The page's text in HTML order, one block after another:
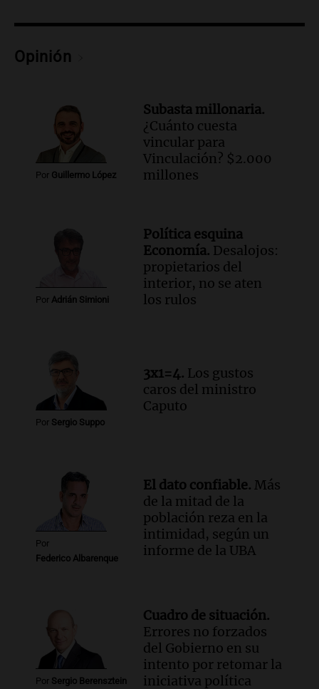
para poder seguir viviend
Una mañana para todos
Episodios
Audio.
Estiman que la inflación nacional
de julio será menor al 2,9% registrado
Audio. Altas Cumbres: rescataron a una
cabra que llevaba ocho días atrapada en
Una mañana para todos
con Jujuy
Panorama Federal
Episodios
Audio.Del fitness a la longevidad: por
qué crece el consumo de alimentos con
Episodios
Opinión
Por Guillermo López
Subasta millonaria.
¿Cuánto cuesta
vincular para
Vinculación? $2.000
millones
Por Adrián Simioni
Política esquina
Economía. Desalojos:
propietarios del
interior, no se aten
los rulos
Por Sergio Suppo
3x1=4. Los gustos
caros del ministro
Caputo
Por
Federico Albarenque
El dato confiable. Más
de la mitad de la
población reza en la
intimidad, según un
informe de la UBA
Por Sergio Berensztein
Cuadro de situación.
Errores no forzados
del Gobierno en su
intento por retomar la
iniciativa política